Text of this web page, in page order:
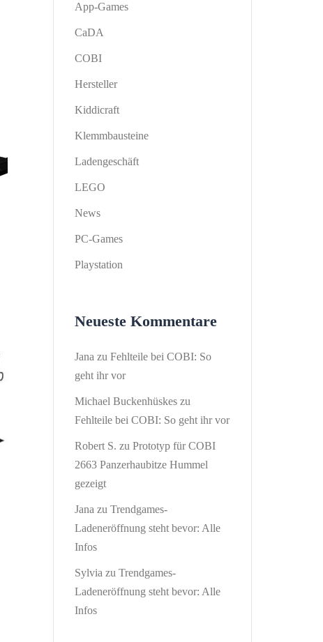
App-Games
CaDA
COBI
Hersteller
Kiddicraft
Klemmbausteine
Ladengeschäft
LEGO
News
PC-Games
Playstation
Neueste Kommentare
Jana zu Fehlteile bei COBI: So
geht ihr vor
Michael Buckenhüskes zu
Fehlteile bei COBI: So geht ihr vor
Robert S. zu Prototyp für COBI
2663 Panzerhaubitze Hummel
gezeigt
Jana zu Trendgames-
Ladeneröffnung steht bevor: Alle
Infos
Sylvia zu Trendgames-
Ladeneröffnung steht bevor: Alle
Infos